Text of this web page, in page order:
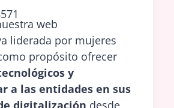
web
liderada por mujeres
propósito ofrecer
y
a las entidades en sus